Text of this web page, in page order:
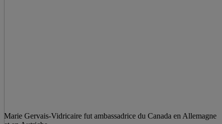
Marie Gervais-Vidricaire fut ambassadrice du Canada en Allemagne